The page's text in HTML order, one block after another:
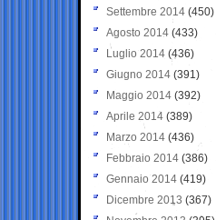
Settembre 2014 (450)
Agosto 2014 (433)
Luglio 2014 (436)
Giugno 2014 (391)
Maggio 2014 (392)
Aprile 2014 (389)
Marzo 2014 (436)
Febbraio 2014 (386)
Gennaio 2014 (419)
Dicembre 2013 (367)